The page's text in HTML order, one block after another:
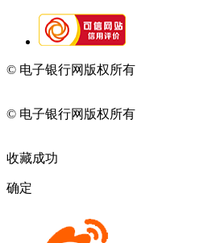
© 电子银行网版权所有
© 电子银行网版权所有
收藏成功
确定